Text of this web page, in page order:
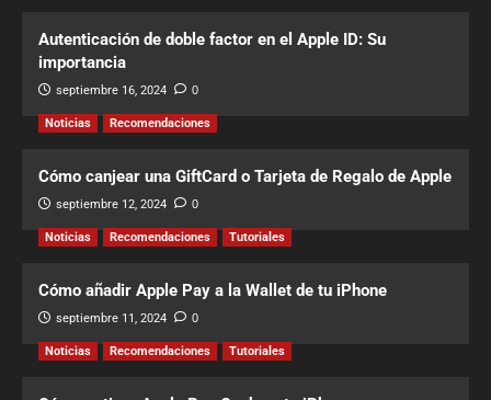
Autenticación de doble factor en el Apple ID: Su
importancia
septiembre 16, 2024 0
Noticias Recomendaciones
Cómo canjear una GiftCard o Tarjeta de Regalo de Apple
septiembre 12, 2024 0
Noticias Recomendaciones Tutoriales
Cómo añadir Apple Pay a la Wallet de tu iPhone
septiembre 11, 2024 0
Noticias Recomendaciones Tutoriales